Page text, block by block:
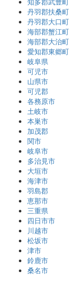
丹羽郡扶桑町
丹羽郡大口町
海部郡蟹江町
海部郡大治町
愛知郡東郷町
岐阜県
可児市
山県市
可児郡
各務原市
土岐市
本巣市
加茂郡
関市
岐阜市
多治見市
大垣市
海津市
羽島郡
恵那市
三重県
四日市市
川越市
松坂市
津市
鈴鹿市
桑名市